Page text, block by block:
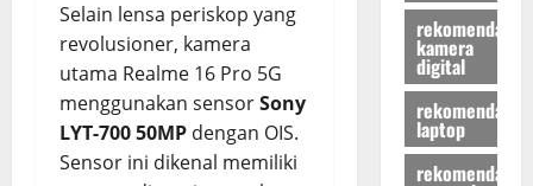
Selain lensa periskop yang
revolusioner, kamera
utama Realme 16 Pro 5G
menggunakan sensorSony
LYT-700 50MP dengan OIS.
Sensor ini dikenal memiliki
rekomendasi
kamera
digital
rekomendasi
laptop
rekomendasi